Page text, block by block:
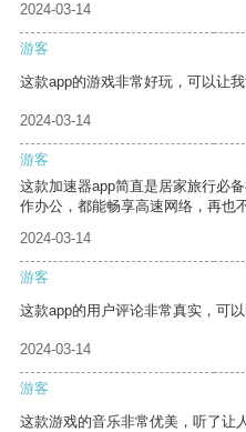
2024-03-14
游客
这款app的游戏非常好玩，可以让我
2024-03-14
游客
这款加速器app简直是居家旅行必
作办公，都能畅享高速网络，再也
2024-03-14
游客
这款app的用户评论非常真实，可
2024-03-14
游客
这款游戏的音乐非常优美，听了让